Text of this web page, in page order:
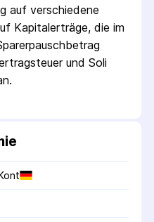
auf verschiedene
Kapitalerträge, die im
und Soli